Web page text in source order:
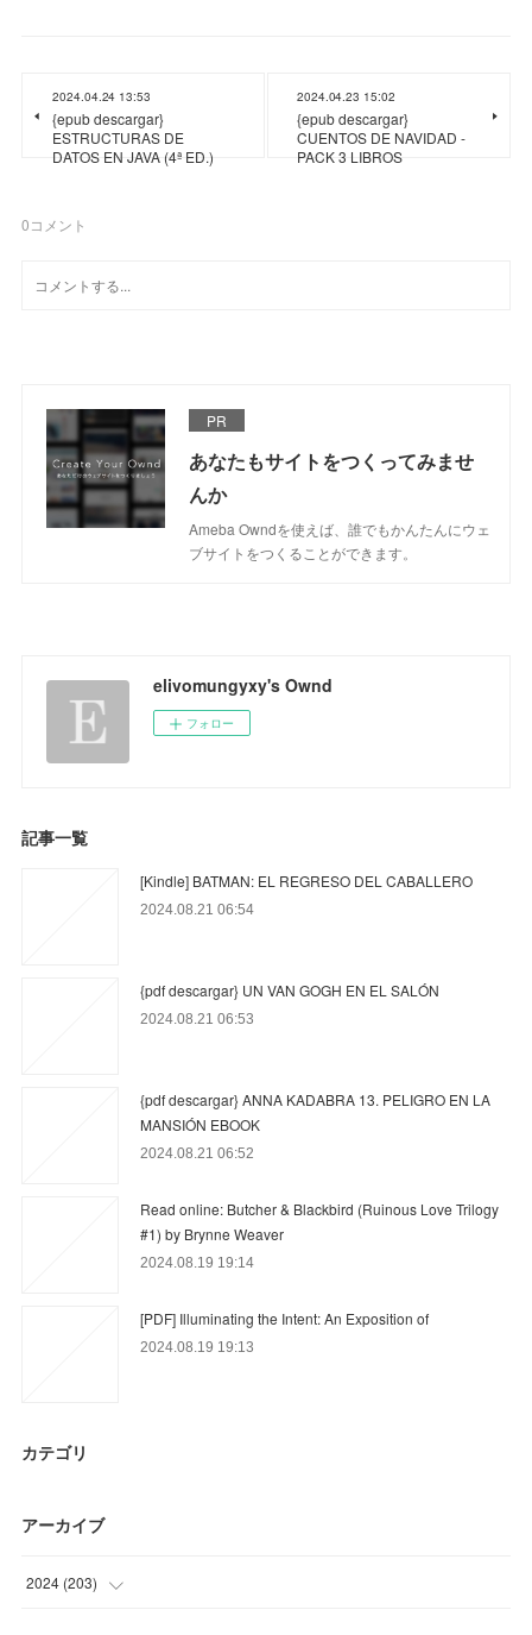
2024.04.24 13:53
{epub descargar}
ESTRUCTURAS DE
DATOS EN JAVA (4ª ED.)
2024.04.23 15:02
{epub descargar}
CUENTOS DE NAVIDAD -
PACK 3 LIBROS
0コメント
PR
あなたもサイトをつくってみませ
んか
Ameba Owndを使えば、誰でもかんたんにウェ
ブサイトをつくることができます。
elivomungyxy's Ownd
フォロー
記事一覧
[Kindle] BATMAN: EL REGRESO DEL CABALLERO
2024.08.21 06:54
{pdf descargar} UN VAN GOGH EN EL SALÓN
2024.08.21 06:53
{pdf descargar} ANNA KADABRA 13. PELIGRO EN LA
MANSIÓN EBOOK
2024.08.21 06:52
Read online: Butcher & Blackbird (Ruinous Love Trilogy
#1) by Brynne Weaver
2024.08.19 19:14
[PDF] Illuminating the Intent: An Exposition of
2024.08.19 19:13
カテゴリ
アーカイブ
2024 (203)